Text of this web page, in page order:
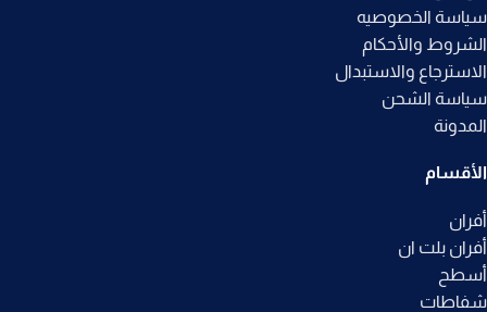
سياسة الخصوصيه
الشروط والأحكام
الاسترجاع والاستبدال
سياسة الشحن
المدونة
الأقسام
أفران
أفران بلت ان
أسطح
شفاطات